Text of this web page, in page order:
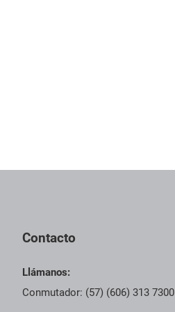
Contacto
Llámanos:
Conmutador: (57) (606) 313 7300